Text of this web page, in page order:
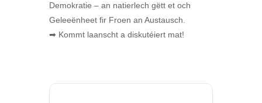
Demokratie – an natierlech gëtt et och
Geleeënheet fir Froen an Austausch.
➡ Kommt laanscht a diskutéiert mat!